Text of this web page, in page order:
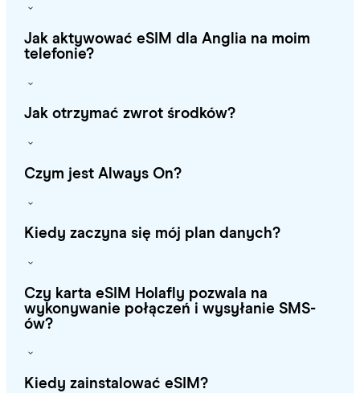
Jak aktywować eSIM dla Anglia na moim
telefonie?
Jak otrzymać zwrot środków?
Czym jest Always On?
Kiedy zaczyna się mój plan danych?
Czy karta eSIM Holafly pozwala na
wykonywanie połączeń i wysyłanie SMS-
ów?
Kiedy zainstalować eSIM?